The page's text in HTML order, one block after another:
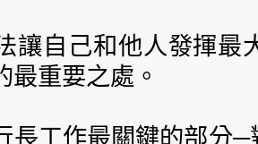
讓自己和他人發揮最
最重要之處。
長工作最關鍵的部分